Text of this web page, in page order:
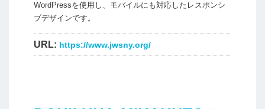
WordPressを使用し、モバイルにも対応したレスポンシ
ブデザインです。
URL: https://www.jwsny.org/